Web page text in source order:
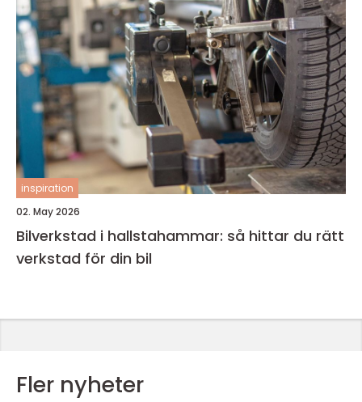
inspiration
02. May 2026
Bilverkstad i hallstahammar: så hittar du rätt
verkstad för din bil
Fler nyheter